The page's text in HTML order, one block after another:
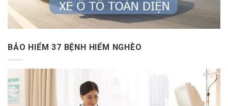
BẢO HIỂM 37 BỆNH HIỂM NGHÈO